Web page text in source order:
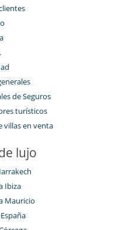
de Seguros
turísticos
villas en venta
lujo
Ibiza
Mauricio